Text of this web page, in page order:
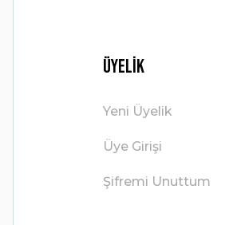
Üyelik
Yeni Üyelik
Üye Girişi
Şifremi Unuttum